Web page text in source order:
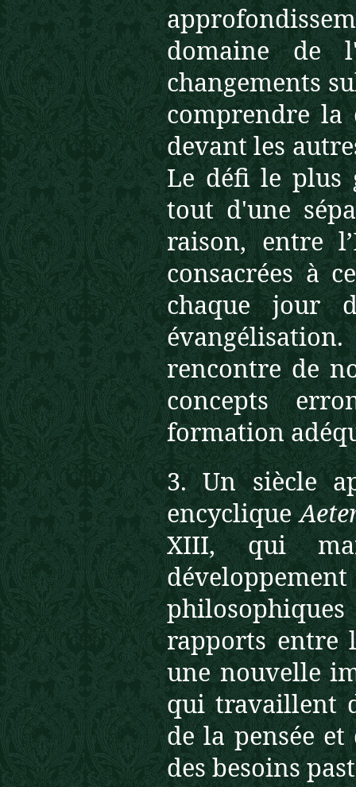
domaine de
changements
comprendre la
devant les
Le défi le plus
tout d'une
raison, entre
consacrées à
chaque jour
rencontre de
concepts
formation
3. Un siècle
encyclique
XIII, qui
rapports entre
une nouvelle
qui travaillent
de la pensée
des besoins